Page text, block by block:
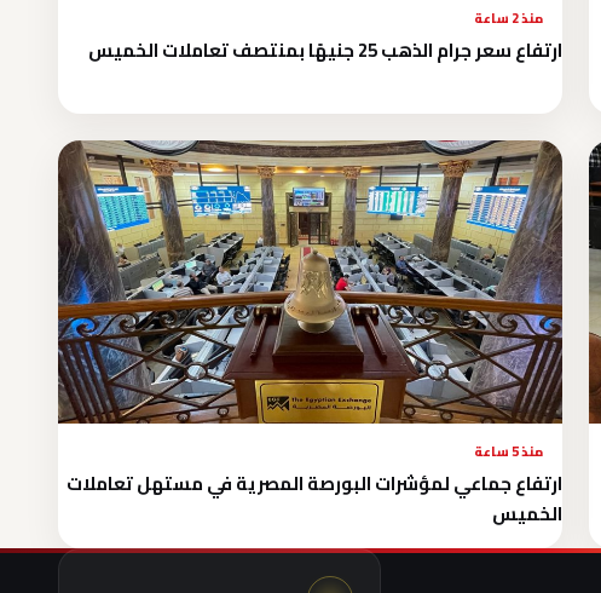
منذ 2 ساعة
ارتفاع سعر جرام الذهب 25 جنيهًا بمنتصف تعاملات الخميس
منذ 5 ساعة
ارتفاع جماعي لمؤشرات البورصة المصرية في مستهل تعاملات
الخميس